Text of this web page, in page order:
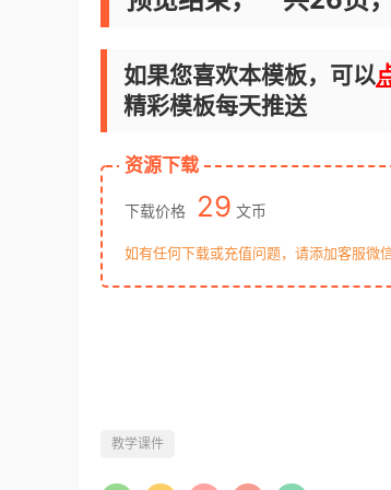
如果您喜欢本模板，可以
精彩模板每天推送
资源下载
下载价格 29 文币
如有任何下载或充值问题，请添加客服微
教学课件